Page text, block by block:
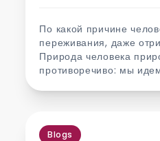
По какой причине
переживания, даже
Природа человека
противоречиво: мы
Blogs